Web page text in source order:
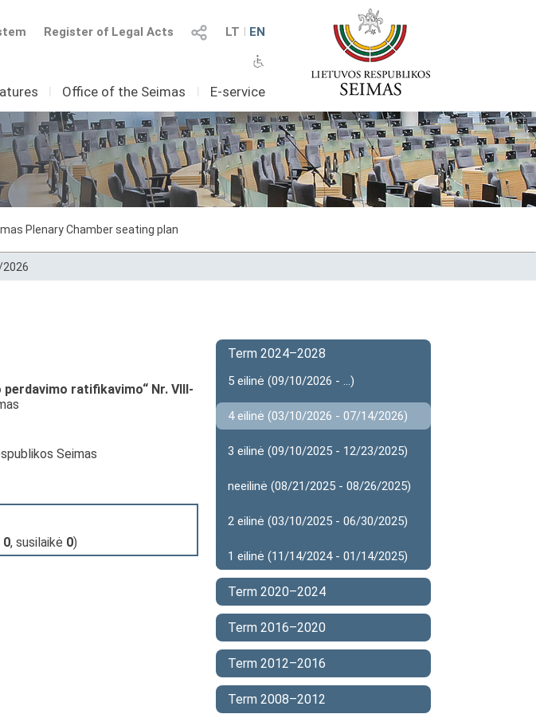
LT I EN
Register of Legal Acts
I Office of the Seimas I E-service
Plenary Chamber seating plan
ratifikavimo“ Nr. VIII-
Seimas
0, susilaikė 0)
Term 2024–2028
5 eilinė (09/10/2026 - ...)
4 eilinė (03/10/2026 - 07/14/2026)
3 eilinė (09/10/2025 - 12/23/2025)
neeilinė (08/21/2025 - 08/26/2025)
2 eilinė (03/10/2025 - 06/30/2025)
1 eilinė (11/14/2024 - 01/14/2025)
Term 2020–2024
Term 2016–2020
Term 2012–2016
Term 2008–2012